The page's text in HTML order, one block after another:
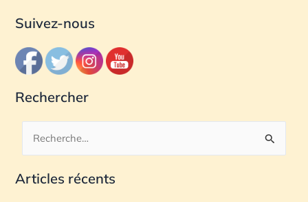
Suivez-nous
Rechercher
c
Articles récents